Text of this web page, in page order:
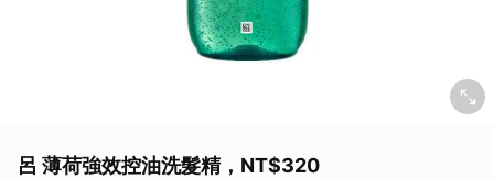
呂 薄荷強效控油洗髮精，NT$320